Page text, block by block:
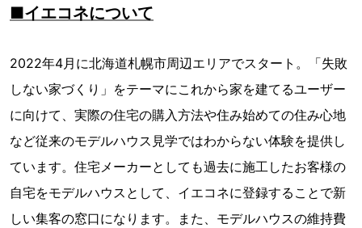
■イエコネについて
2022年4月に北海道札幌市周辺エリアでスタート。「失敗
しない家づくり」をテーマにこれから家を建てるユーザー
に向けて、実際の住宅の購入方法や住み始めての住み心地
など従来のモデルハウス見学ではわからない体験を提供し
ています。住宅メーカーとしても過去に施工したお客様の
自宅をモデルハウスとして、イエコネに登録することで新
しい集客の窓口になります。また、モデルハウスの維持費